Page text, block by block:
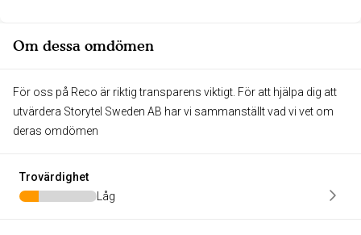
Om dessa omdömen
För oss på Reco är riktig transparens viktigt. För att hjälpa dig att
utvärdera Storytel Sweden AB har vi sammanställt vad vi vet om
deras omdömen
Trovärdighet
Låg